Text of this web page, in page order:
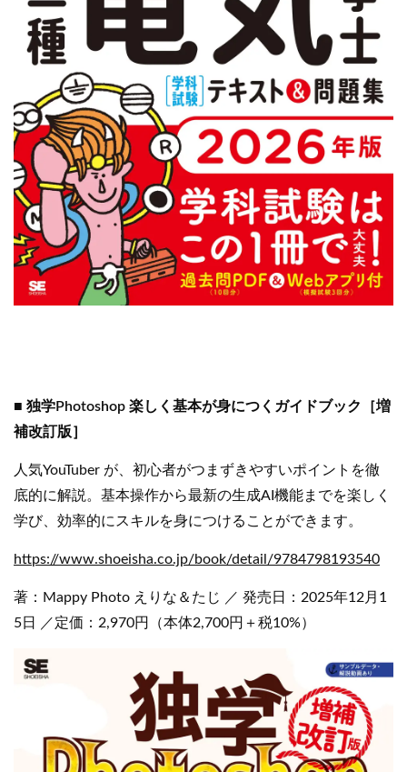
■ 独学Photoshop 楽しく基本が身につくガイドブック［増
補改訂版］
人気YouTuber が、初心者がつまずきやすいポイントを徹
底的に解説。基本操作から最新の生成AI機能までを楽しく
学び、効率的にスキルを身につけることができます。
https://www.shoeisha.co.jp/book/detail/9784798193540
著：Mappy Photo えりな＆たじ ／ 発売日：2025年12月1
5日 ／定価：2,970円（本体2,700円＋税10%）